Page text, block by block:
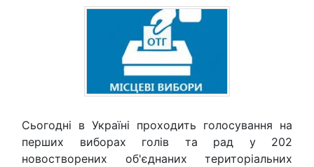
Сьогодні в Україні проходить голосування на
перших виборах голів та рад у 202
новостворених об'єднаних територіальних